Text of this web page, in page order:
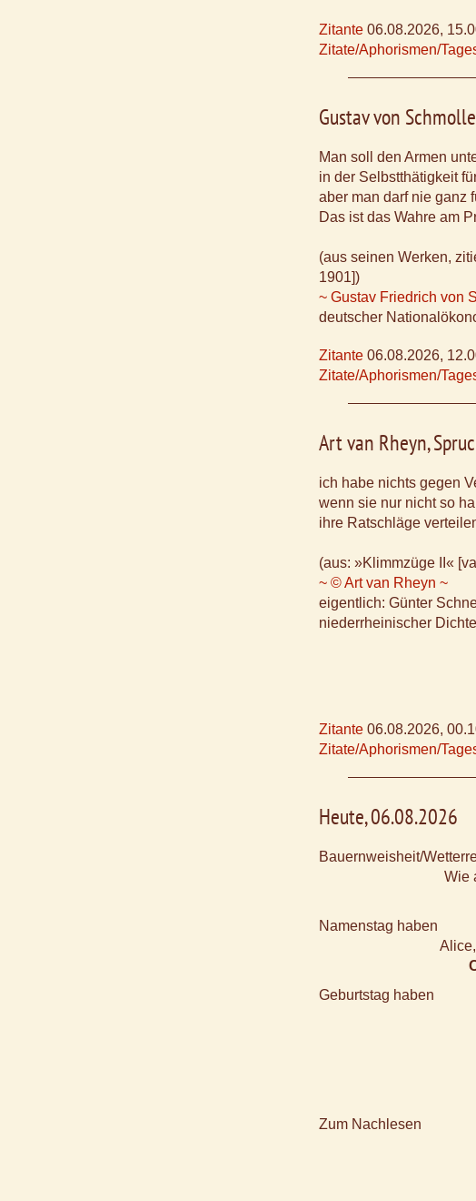
Zitante 06.08.2026,
Zitate/Aphorismen/
Gustav von
Man soll den Armen
in der Selbstthätigkeit
aber man darf nie ganz
Das ist das Wahre am
(aus seinen Werken,
1901])
~ Gustav Friedrich von
deutscher
Zitante 06.08.2026,
Zitate/Aphorismen/
Art van Rheyn,
ich habe nichts gegen
wenn sie nur nicht so
ihre Ratschläge
(aus: »Klimmzüge II«
~ © Art van Rheyn ~
eigentlich: Günter
niederrheinischer
Zitante 06.08.2026,
Zitate/Aphorismen/
Heute, 06.08.2026
Bauernweisheit/
Wie
Namenstag haben
Geburtstag haben
Zum Nachlesen